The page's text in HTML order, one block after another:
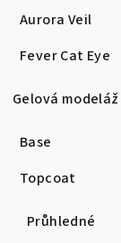
Aurora Veil
Fever Cat Eye
Gelová modeláž
Base
Topcoat
Průhledné